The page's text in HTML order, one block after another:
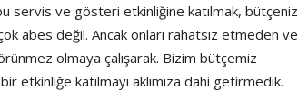
servis ve gösteri etkinliğine katılmak, bütçeniz
abes değil. Ancak onları rahatsız etmeden ve
olmaya çalışarak. Bizim bütçemiz
etkinliğe katılmayı aklımıza dahi getirmedik.